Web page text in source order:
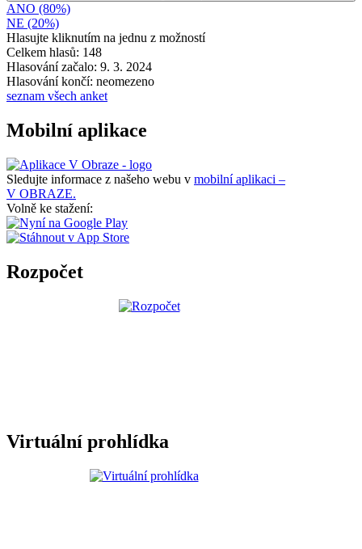
ANO (80%)
NE (20%)
Hlasujte kliknutím na jednu z možností
Celkem hlasů: 148
Hlasování začalo: 9. 3. 2024
Hlasování končí: neomezeno
seznam všech anket
Mobilní aplikace
Sledujte informace z našeho webu v mobilní aplikaci –
V OBRAZE.
Volně ke stažení:
Rozpočet
Virtuální prohlídka